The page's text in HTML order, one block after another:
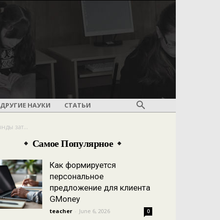
ДРУГИЕ НАУКИ СТАТЬИ
зат...
Самое Популярное
Как формируется
персональное
предложение для клиента
GMoney
teacher - June 6, 2026 0